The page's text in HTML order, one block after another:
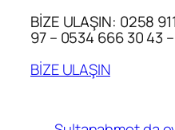
BİZE ULAŞIN: 0258
97 – 0534 666 30 43
BİZE ULAŞIN